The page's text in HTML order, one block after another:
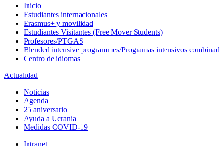
Inicio
Estudiantes internacionales
Erasmus+ y movilidad
Estudiantes Visitantes (Free Mover Students)
Profesores/PTGAS
Blended intensive programmes/Programas intensivos
Centro de idiomas
Actualidad
Noticias
Agenda
25 aniversario
Ayuda a Ucrania
Medidas COVID-19
Intranet